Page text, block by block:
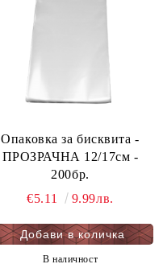
Oпаковка за бисквита -
ПРОЗРАЧНА 12/17см -
200бр.
€5.11
9.99лв.
В наличност